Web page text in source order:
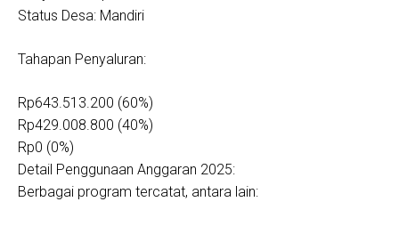
Status Desa: Mandiri
Tahapan Penyaluran:
Rp643.513.200 (60%)
Rp429.008.800 (40%)
Rp0 (0%)
Detail Penggunaan Anggaran 2025:
Berbagai program tercatat, antara lain: